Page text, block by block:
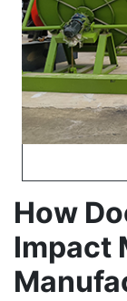
How
Impact